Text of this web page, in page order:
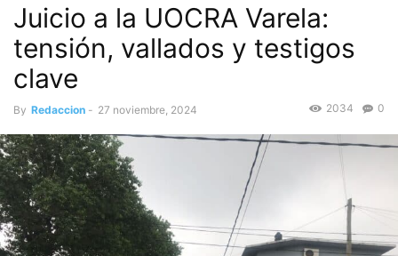
Juicio a la UOCRA Varela:
tensión, vallados y testigos
clave
By Redaccion - 27 noviembre, 2024 0
2034